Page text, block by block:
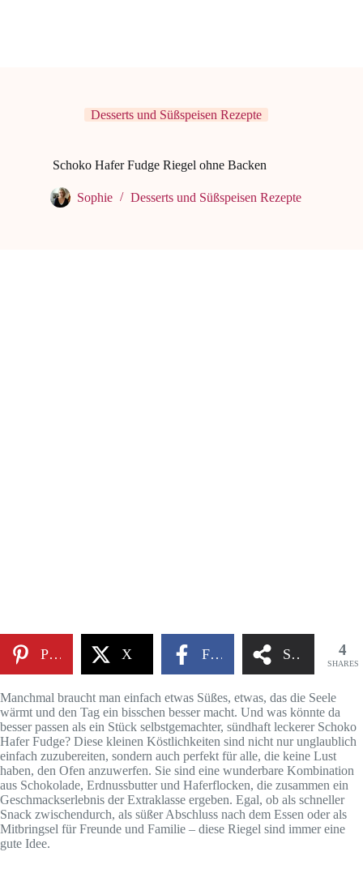
Desserts und Süßspeisen Rezepte
Schoko Hafer Fudge Riegel ohne Backen
Sophie Desserts und Süßspeisen Rezepte
Pinterest X Facebook Share 4
SHARES
Manchmal braucht man einfach etwas Süßes, etwas, das die Seele
wärmt und den Tag ein bisschen besser macht. Und was könnte da
besser passen als ein Stück selbstgemachter, sündhaft leckerer Schoko
Hafer Fudge? Diese kleinen Köstlichkeiten sind nicht nur unglaublich
einfach zuzubereiten, sondern auch perfekt für alle, die keine Lust
haben, den Ofen anzuwerfen. Sie sind eine wunderbare Kombination
aus Schokolade, Erdnussbutter und Haferflocken, die zusammen ein
Geschmackserlebnis der Extraklasse ergeben. Egal, ob als schneller
Snack zwischendurch, als süßer Abschluss nach dem Essen oder als
Mitbringsel für Freunde und Familie – diese Riegel sind immer eine
gute Idee.